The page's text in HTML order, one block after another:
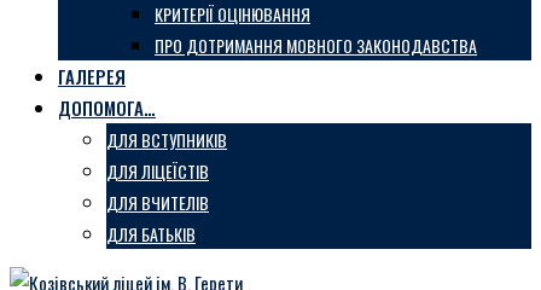
КРИТЕРІЇ ОЦІНЮВАННЯ
ПРО ДОТРИМАННЯ МОВНОГО ЗАКОНОДАВСТВА
ГАЛЕРЕЯ
ДОПОМОГА…
ДЛЯ ВСТУПНИКІВ
ДЛЯ ЛІЦЕЇСТІВ
ДЛЯ ВЧИТЕЛІВ
ДЛЯ БАТЬКІВ